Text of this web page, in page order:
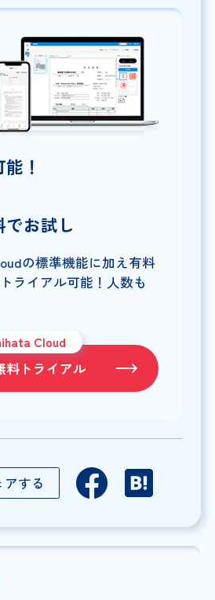
！
でお試し
の標準機能に加え有料
ライアル可能！人数も
Cloud
料トライアル
する